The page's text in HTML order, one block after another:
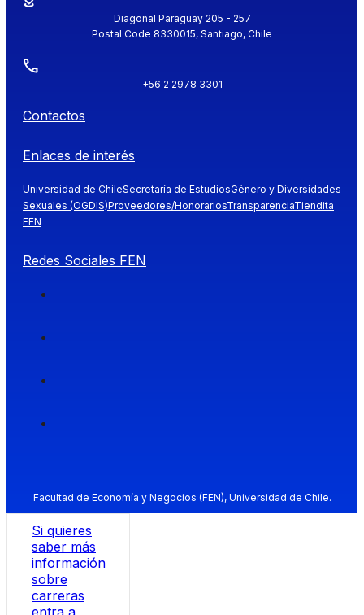
Diagonal Paraguay 205 - 257
Postal Code 8330015, Santiago, Chile
+56 2 2978 3301
Contactos
Enlaces de interés
Universidad de ChileSecretaría de EstudiosGénero y Diversidades
Sexuales (OGDIS)Proveedores/HonorariosTransparenciaTiendita
FEN
Redes Sociales FEN
Facultad de Economía y Negocios (FEN), Universidad de Chile.
Si quieres
saber más
información
sobre
carreras
entra a